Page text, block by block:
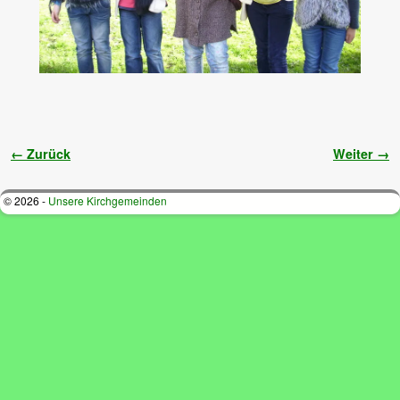
Bilder-Navigation
← Zurück Weiter →
© 2026 - Unsere Kirchgemeinden